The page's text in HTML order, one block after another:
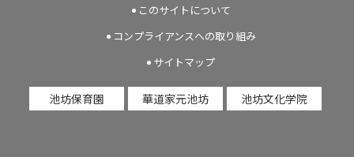
このサイトについて
コンプライアンスへの取り組み
サイトマップ
池坊保育園 華道家元池坊 池坊文化学院